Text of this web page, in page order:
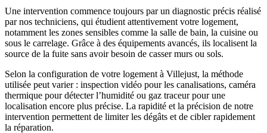
Une intervention commence toujours par un diagnostic précis réalisé
par nos techniciens, qui étudient attentivement votre logement,
notamment les zones sensibles comme la salle de bain, la cuisine ou
sous le carrelage. Grâce à des équipements avancés, ils localisent la
source de la fuite sans avoir besoin de casser murs ou sols.
Selon la configuration de votre logement à Villejust, la méthode
utilisée peut varier : inspection vidéo pour les canalisations, caméra
thermique pour détecter l’humidité ou gaz traceur pour une
localisation encore plus précise. La rapidité et la précision de notre
intervention permettent de limiter les dégâts et de cibler rapidement
la réparation.